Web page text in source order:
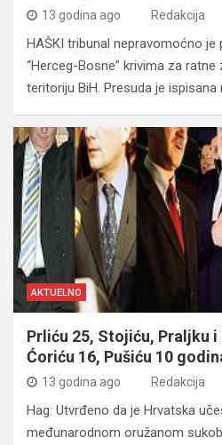
13 godina ago Redakcija
HAŠKI tribunal nepravomoćno
“Herceg-Bosne” krivima za
teritoriju BiH. Presuda je
AKTUELNO
Prliću 25, Stojiću, Praljku i
Ćoriću 16, Pušiću 10
13 godina ago Redakcija
Hag: Utvrđeno da je Hrvatska
međunarodnom oružanom